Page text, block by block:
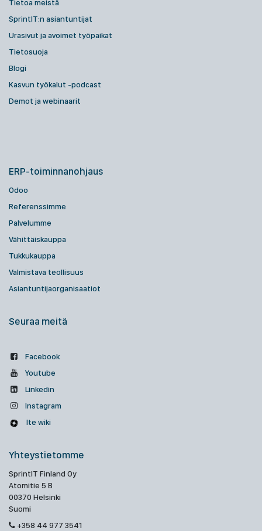
Tietoa meistä
SprintIT:n asiantuntijat
Urasivut ja avoimet työpaikat
Tietosuoja
Blogi
Kasvun työkalut -podcast
Demot ja webinaarit
ERP-toiminnanohjaus
Odoo
Referenssimme
Palvelumme
Vähittäiskauppa
Tukkukauppa
Valmistava teollisuus
Asiantuntijaorganisaatiot
Seuraa meitä
Facebook
Youtube
Linkedin
Instagram
Ite wiki
Yhteystietomme
SprintIT Finland Oy
Atomitie 5 B
00370 Helsinki
Suomi
+358 44 977 3541